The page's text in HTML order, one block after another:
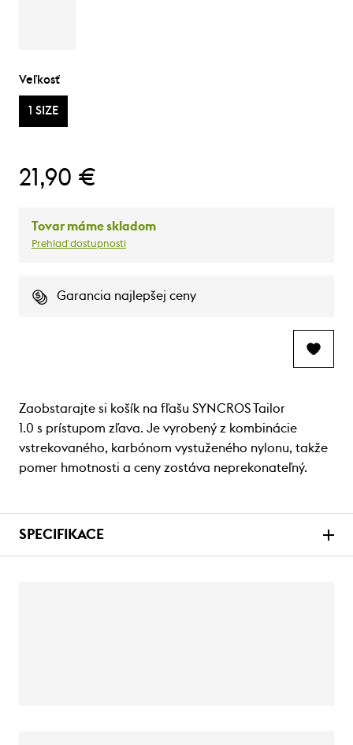
Veľkosť
1 SIZE
21,90 €
Tovar máme skladom
Prehlaď dostupnosti
Garancia najlepšej ceny
Zaobstarajte si košík na fľašu SYNCROS Tailor
1.0 s prístupom zľava. Je vyrobený z kombinácie
vstrekovaného, karbónom vystuženého nylonu, takže
pomer hmotnosti a ceny zostáva neprekonateľný.
SPECIFIKACE